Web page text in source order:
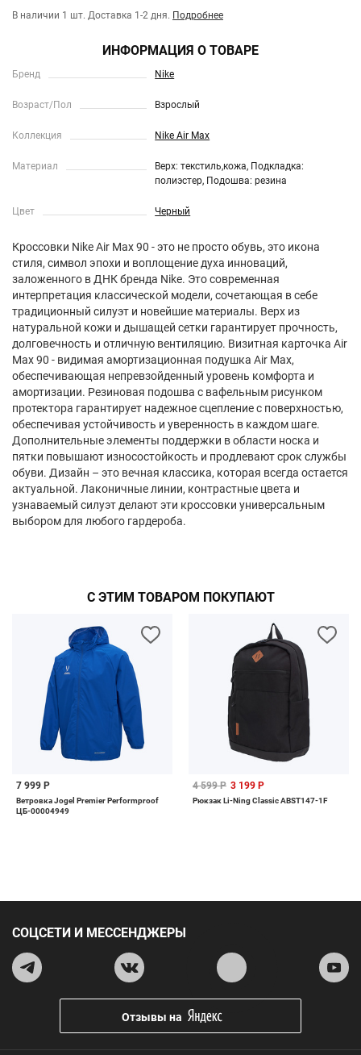
В наличии 1 шт. Доставка 1-2 дня. Подробнее
ИНФОРМАЦИЯ О ТОВАРЕ
Бренд Nike
Возраст/Пол Взрослый
Коллекция Nike Air Max
Материал
Верх: текстиль,кожа, Подкладка:
полиэстер, Подошва: резина
Цвет Черный
Кроссовки Nike Air Max 90 - это не просто обувь, это икона
стиля, символ эпохи и воплощение духа инноваций,
заложенного в ДНК бренда Nike. Это современная
интерпретация классической модели, сочетающая в себе
традиционный силуэт и новейшие материалы. Верх из
натуральной кожи и дышащей сетки гарантирует прочность,
долговечность и отличную вентиляцию. Визитная карточка Air
Max 90 - видимая амортизационная подушка Air Max,
обеспечивающая непревзойденный уровень комфорта и
амортизации. Резиновая подошва с вафельным рисунком
протектора гарантирует надежное сцепление с поверхностью,
обеспечивая устойчивость и уверенность в каждом шаге.
Дополнительные элементы поддержки в области носка и
пятки повышают износостойкость и продлевают срок службы
обуви. Дизайн – это вечная классика, которая всегда остается
актуальной. Лаконичные линии, контрастные цвета и
узнаваемый силуэт делают эти кроссовки универсальным
выбором для любого гардероба.
С ЭТИМ ТОВАРОМ ПОКУПАЮТ
7 999 Р
Ветровка Jogel Premier Performproof
ЦБ-00004949
4 599 Р 3 199 Р
Рюкзак Li-Ning Classic ABST147-1F
СОЦСЕТИ И МЕССЕНДЖЕРЫ
Отзывы на